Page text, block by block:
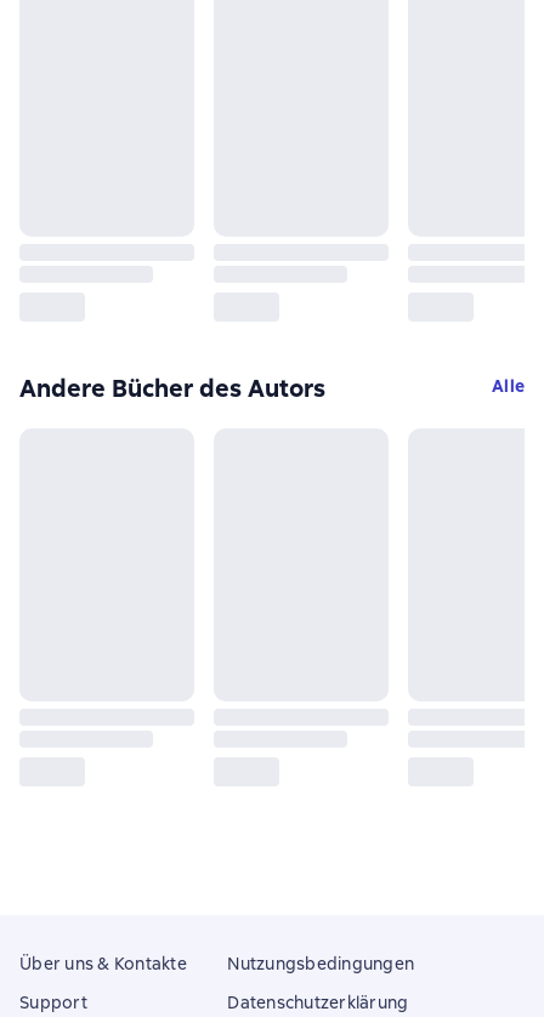
Andere Bücher des Autors Alle
Über uns & Kontakte
Support
Nutzungsbedingungen
Datenschutzerklärung